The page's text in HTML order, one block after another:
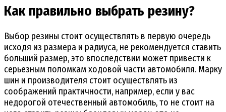
Как правильно выбрать резину?
Выбор резины стоит осуществлять в первую очередь
исходя из размера и радиуса, не рекомендуется ставить
больший размер, это впоследствии может привести к
серьезным поломкам ходовой части автомобиля. Марку
шин и производителя стоит осуществлять из
соображений практичности, например, если у вас
недорогой отечественный автомобиль, то не стоит на